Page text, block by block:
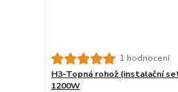
1 hodnocení
H3-Topná rohož (instalační
1200W